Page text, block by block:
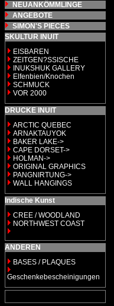
NEUANKÖMMLINGE
ANGEBOTE
SIMON'S PIECES
SKULTUR INUIT
EISBAREN
ZEITGEN?SSISCHE
INUKSHUK GALLERY
Elfenbien/Knochen
SCHMUCK
VOR 2000
DRUCKE INUIT
ARCTIC QUEBEC
ARNAKTAUYOK
BAKER LAKE->
CAPE DORSET->
HOLMAN->
ORIGINAL GRAPHICS
PANGNIRTUNG->
WALL HANGINGS
Indische Kunst
CREE / WOODLAND
NORTHWEST COAST
ANDEREN
BASES / PLAQUES
Geschenkebescheinigungen